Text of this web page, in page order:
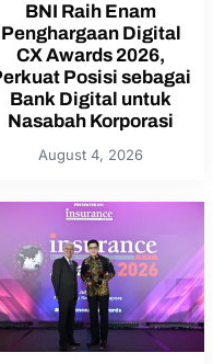
BNI Raih Enam
Penghargaan Digital
CX Awards 2026,
Posisi sebagai
Bank Digital untuk
Nasabah Korporasi
August 4, 2026